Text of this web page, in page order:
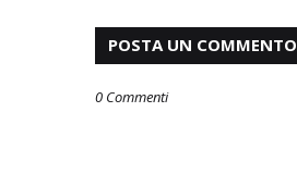
POSTA UN COMMENTO
0 Commenti